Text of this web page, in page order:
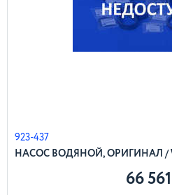
923-437
НАСОС ВОДЯНОЙ, ОРИГИНАЛ /
66